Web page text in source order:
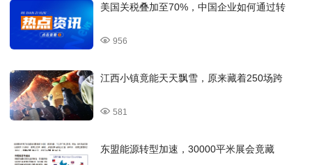
美国关税叠加至70%，中国企业如何通过转
956
江西小镇竟能天天飘雪，原来藏着250场跨
581
东盟能源转型加速，30000平米展会竟藏